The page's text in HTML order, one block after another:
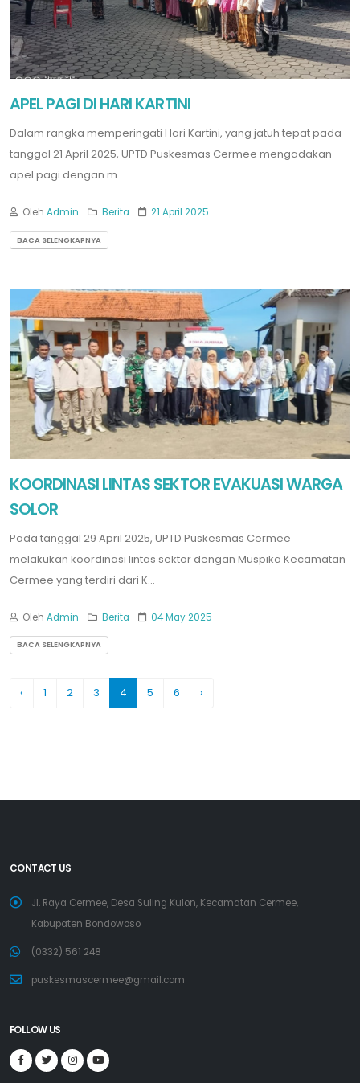
APEL PAGI DI HARI KARTINI
Dalam rangka memperingati Hari Kartini, yang jatuh tepat pada
tanggal 21 April 2025, UPTD Puskesmas Cermee mengadakan
apel pagi dengan m...
Oleh Admin Berita 21 April 2025
BACA SELENGKAPNYA
KOORDINASI LINTAS SEKTOR EVAKUASI WARGA
SOLOR
Pada tanggal 29 April 2025, UPTD Puskesmas Cermee
melakukan koordinasi lintas sektor dengan Muspika Kecamatan
Cermee yang terdiri dari K...
Oleh Admin Berita 04 May 2025
BACA SELENGKAPNYA
‹ 1 2 3 4 5 6 ›
CONTACT US
Jl. Raya Cermee, Desa Suling Kulon, Kecamatan Cermee,
Kabupaten Bondowoso
(0332) 561 248
puskesmascermee@gmail.com
FOLLOW US